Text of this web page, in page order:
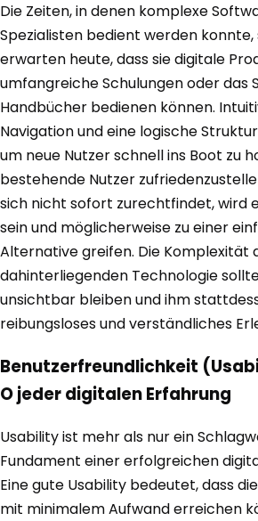
Die Zeiten, in denen komplexe
Spezialisten bedient werden konnte,
erwarten heute, dass sie digitale
umfangreiche Schulungen oder das
Handbücher bedienen können.
Navigation und eine logische
um neue Nutzer schnell ins Boot zu
bestehende Nutzer
sich nicht sofort zurechtfindet, wird
sein und möglicherweise zu einer
Alternative greifen. Die Komplexität
dahinterliegenden Technologie
unsichtbar bleiben und ihm
reibungsloses und verständliches
Benutzerfreundlichkeit
O jeder digitalen Erfahrung
Usability ist mehr als nur ein
Fundament einer erfolgreichen
Eine gute Usability bedeutet, dass
mit minimalem Aufwand erreichen